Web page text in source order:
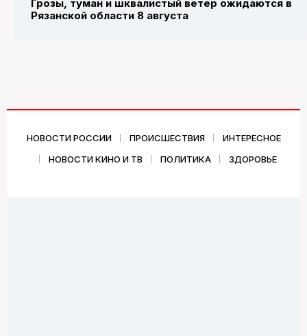
Грозы, туман и шквалистый ветер ожидаются в
Рязанской области 8 августа
НОВОСТИ РОССИИ ПРОИСШЕСТВИЯ
ИНТЕРЕСНОЕ
НОВОСТИ КИНО И ТВ
ПОЛИТИКА ЗДОРОВЬЕ